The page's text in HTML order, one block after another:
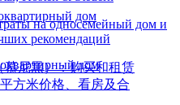
дом
дом
на односемейный дом и
рекомендаций